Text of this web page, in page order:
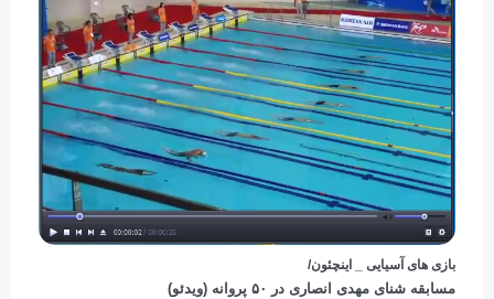
بازی های آسیایی _ اینچئون/
مسابقه شنای مهدی انصاری در ۵۰ پروانه (ویدئو)